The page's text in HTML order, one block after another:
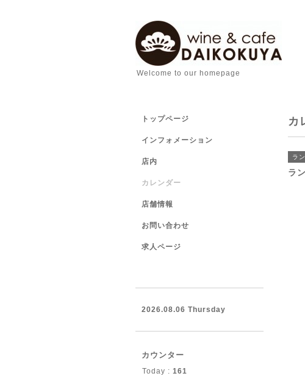
Welcome to our homepage
カ
ラ
ラ
トップページ
インフォメーション
店内
カレンダー
店舗情報
お問い合わせ
求人ページ
2026.08.06 Thursday
カウンター
Today : 161